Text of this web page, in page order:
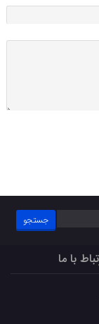
جستجو
برای:
با ما